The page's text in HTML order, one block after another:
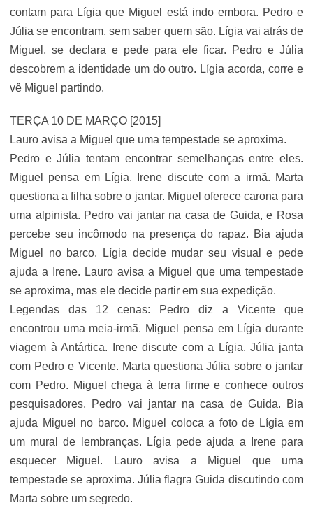
contam para Lígia que Miguel está indo embora. Pedro e
Júlia se encontram, sem saber quem são. Lígia vai atrás de
Miguel, se declara e pede para ele ficar. Pedro e Júlia
descobrem a identidade um do outro. Lígia acorda, corre e
vê Miguel partindo.
TERÇA 10 DE MARÇO [2015]
Lauro avisa a Miguel que uma tempestade se aproxima.
Pedro e Júlia tentam encontrar semelhanças entre eles.
Miguel pensa em Lígia. Irene discute com a irmã. Marta
questiona a filha sobre o jantar. Miguel oferece carona para
uma alpinista. Pedro vai jantar na casa de Guida, e Rosa
percebe seu incômodo na presença do rapaz. Bia ajuda
Miguel no barco. Lígia decide mudar seu visual e pede
ajuda a Irene. Lauro avisa a Miguel que uma tempestade
se aproxima, mas ele decide partir em sua expedição.
Legendas das 12 cenas: Pedro diz a Vicente que
encontrou uma meia-irmã. Miguel pensa em Lígia durante
viagem à Antártica. Irene discute com a Lígia. Júlia janta
com Pedro e Vicente. Marta questiona Júlia sobre o jantar
com Pedro. Miguel chega à terra firme e conhece outros
pesquisadores. Pedro vai jantar na casa de Guida. Bia
ajuda Miguel no barco. Miguel coloca a foto de Lígia em
um mural de lembranças. Lígia pede ajuda a Irene para
esquecer Miguel. Lauro avisa a Miguel que uma
tempestade se aproxima. Júlia flagra Guida discutindo com
Marta sobre um segredo.